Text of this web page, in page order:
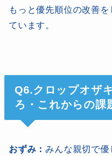
もっと優先順位の改善
ています。
Q6.クロップオザ
ろ・これからの課
おずみ：みんな親切で優